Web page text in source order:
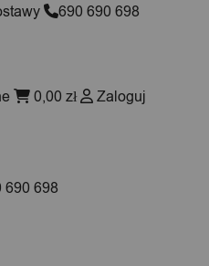
690 690 698
0,00 zł
Zaloguj
690 698